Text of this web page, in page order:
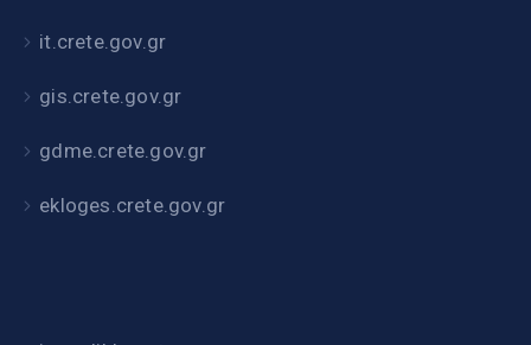
it.crete.gov.gr
gis.crete.gov.gr
gdme.crete.gov.gr
ekloges.crete.gov.gr